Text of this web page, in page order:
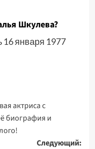
Шкулева?
января 1977
актриса с
биография и
Следующий: